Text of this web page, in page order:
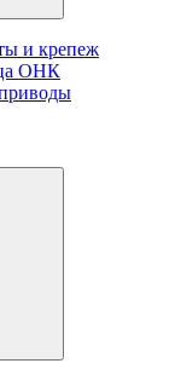
и крепеж
ОНК